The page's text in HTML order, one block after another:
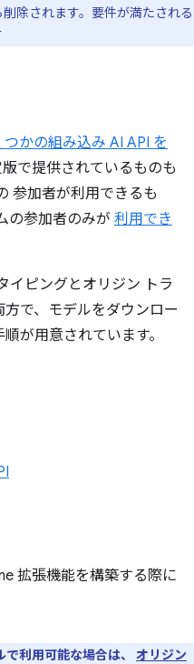
除されます。要件が満たされる
つかの組み込み AI API を
で提供されているものも
参加者が利用できるも
の参加者のみが 利用でき
イピングとオリジン トラ
で、モデルをダウンロー
が用意されています。
拡張機能を構築する際に
利用可能な場合は、 オリジン